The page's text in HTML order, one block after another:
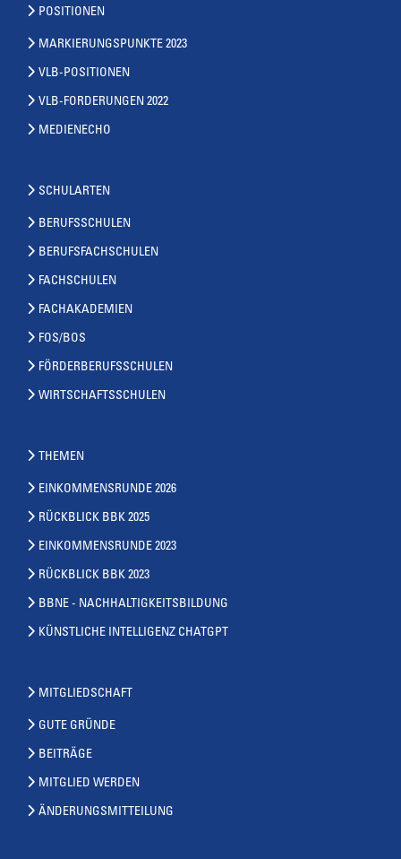
POSITIONEN
MARKIERUNGSPUNKTE 2023
VLB-POSITIONEN
VLB-FORDERUNGEN 2022
MEDIENECHO
SCHULARTEN
BERUFSSCHULEN
BERUFSFACHSCHULEN
FACHSCHULEN
FACHAKADEMIEN
FOS/BOS
FÖRDERBERUFSSCHULEN
WIRTSCHAFTSSCHULEN
THEMEN
EINKOMMENSRUNDE 2026
RÜCKBLICK BBK 2025
EINKOMMENSRUNDE 2023
RÜCKBLICK BBK 2023
BBNE - NACHHALTIGKEITSBILDUNG
KÜNSTLICHE INTELLIGENZ CHATGPT
MITGLIEDSCHAFT
GUTE GRÜNDE
BEITRÄGE
MITGLIED WERDEN
ÄNDERUNGSMITTEILUNG